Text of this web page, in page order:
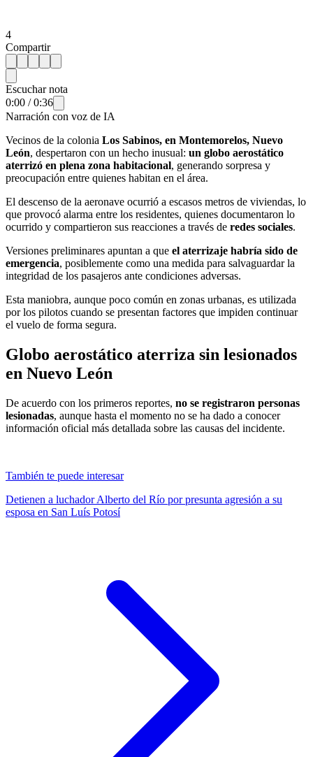
4
Compartir
Escuchar nota
0:00 /0:36
Narración con voz de IA
Vecinos de la colonia Los Sabinos, en Montemorelos, Nuevo
León, despertaron con un hecho inusual: un globo aerostático
aterrizó en plena zona habitacional, generando sorpresa y
preocupación entre quienes habitan en el área.
El descenso de la aeronave ocurrió a escasos metros de viviendas, lo
que provocó alarma entre los residentes, quienes documentaron lo
ocurrido y compartieron sus reacciones a través de redes sociales.
Versiones preliminares apuntan a que el aterrizaje habría sido de
emergencia, posiblemente como una medida para salvaguardar la
integridad de los pasajeros ante condiciones adversas.
Esta maniobra, aunque poco común en zonas urbanas, es utilizada
por los pilotos cuando se presentan factores que impiden continuar
el vuelo de forma segura.
Globo aerostático aterriza sin lesionados
en Nuevo León
De acuerdo con los primeros reportes, no se registraron personas
lesionadas, aunque hasta el momento no se ha dado a conocer
información oficial más detallada sobre las causas del incidente.
También te puede interesar
Detienen a luchador Alberto del Río por presunta agresión a su
esposa en San Luís Potosí